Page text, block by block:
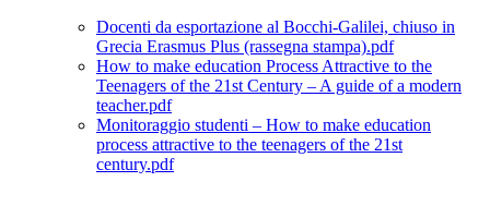
Docenti da esportazione al Bocchi-Galilei, chiuso in
Grecia Erasmus Plus (rassegna stampa).pdf
How to make education Process Attractive to the
Teenagers of the 21st Century – A guide of a modern
teacher.pdf
Monitoraggio studenti – How to make education
process attractive to the teenagers of the 21st
century.pdf